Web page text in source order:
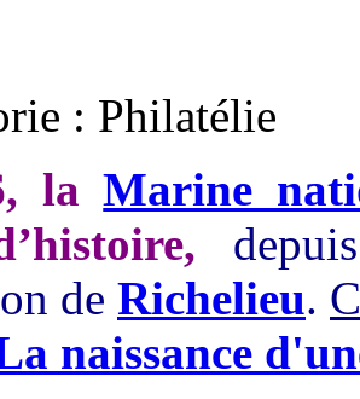
: Philatélie
la Marine
de Richelieu.
naissance